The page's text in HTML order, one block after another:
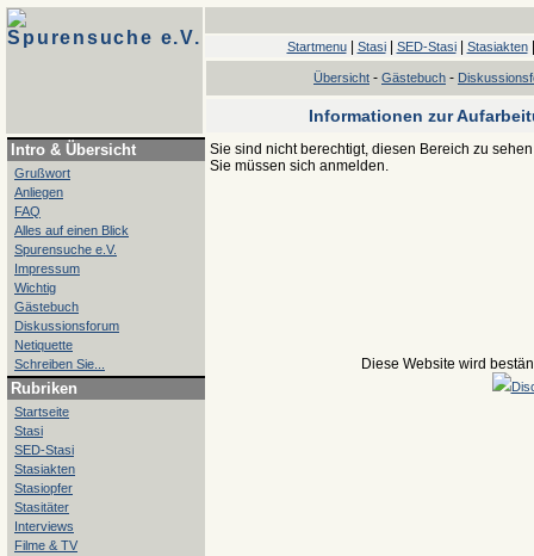
Spurensuche e.V. Startmenu| Stasi| SED-Stasi| Stasiakten
Übersicht - Gästebuch -
Informationen zur
Intro & Übersicht
Grußwort
Anliegen
FAQ
Alles auf einen Blick
Spurensuche e.V.
Impressum
Wichtig
Gästebuch
Diskussionsforum
Netiquette
Schreiben Sie...
Rubriken
Startseite
Stasi
SED-Stasi
Stasiakten
Stasiopfer
Stasitäter
Interviews
Filme & TV
Sie sind nicht berechtigt, diesen Bereich zu
Sie müssen sich anmelden.
Diese Website wird